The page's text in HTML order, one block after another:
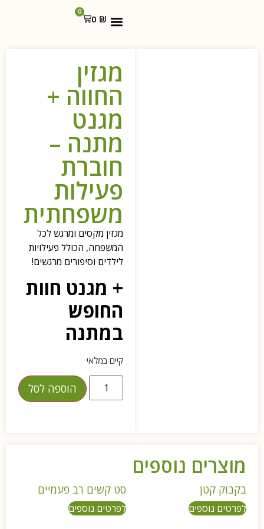
0 ₪
0
מגזין
החווה +
מגנט
מתנה –
חוברת
פעילות
משפחתית
מגזין מקסים ומרגש לכל
המשפחה, הכולל פעילויות
לילדים וסיפורים מרגשים!
+ מגנט חוות
החופש
במתנה
קיים במלאי
הוספה לסל
מוצרים נוספים
בקבוק קטן
לפרטים נוספים
סט קשים רב פעמיים
לפרטים נוספים